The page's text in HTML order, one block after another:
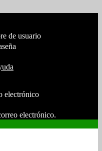
de usuario
electrónico
electrónico.